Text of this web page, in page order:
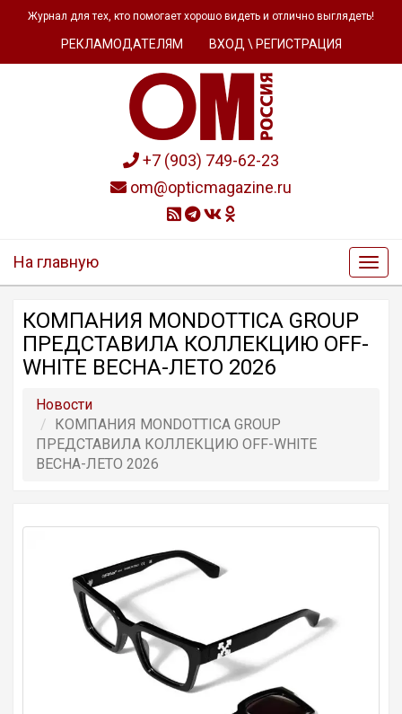
Журнал для тех, кто помогает хорошо видеть и отлично выглядеть!
РЕКЛАМОДАТЕЛЯМ ВХОД \ РЕГИСТРАЦИЯ
+7 (903) 749-62-23
om@opticmagazine.ru
На главную
КОМПАНИЯ MONDOTTICA GROUP
ПРЕДСТАВИЛА КОЛЛЕКЦИЮ OFF-
WHITE ВЕСНА-ЛЕТО 2026
Новости
КОМПАНИЯ MONDOTTICA GROUP
ПРЕДСТАВИЛА КОЛЛЕКЦИЮ OFF-WHITE
ВЕСНА-ЛЕТО 2026